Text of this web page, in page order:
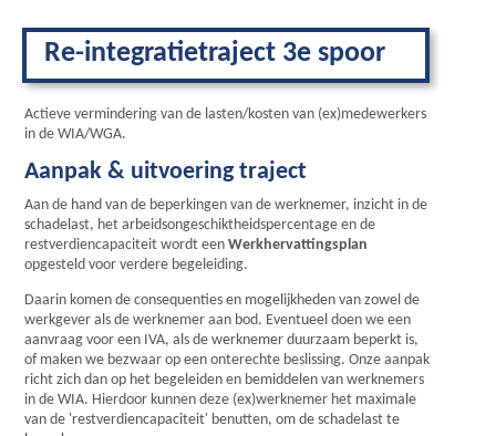
Re-integratietraject 3e spoor
Actieve vermindering van de lasten/kosten van (ex)medewerkers
in de WIA/WGA.
Aanpak & uitvoering traject
Aan de hand van de beperkingen van de werknemer, inzicht in de
schadelast, het arbeidsongeschiktheidspercentage en de
restverdiencapaciteit wordt een Werkhervattingsplan
opgesteld voor verdere begeleiding.
Daarin komen de consequenties en mogelijkheden van zowel de
werkgever als de werknemer aan bod. Eventueel doen we een
aanvraag voor een IVA, als de werknemer duurzaam beperkt is,
of maken we bezwaar op een onterechte beslissing. Onze aanpak
richt zich dan op het begeleiden en bemiddelen van werknemers
in de WIA. Hierdoor kunnen deze (ex)werknemer het maximale
van de 'restverdiencapaciteit' benutten, om de schadelast te